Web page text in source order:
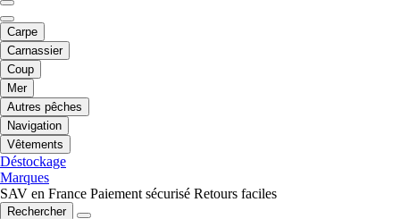
Carpe
Carnassier
Coup
Mer
Autres pêches
Navigation
Vêtements
Déstockage
Marques
SAV en France Paiement sécurisé Retours faciles
Rechercher